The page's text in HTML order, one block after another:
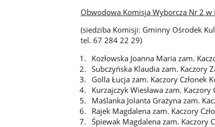
Obwodowa Komisja Wyborcza Nr 2 w
(siedziba Komisji: Gminny Ośrodek
tel. 67 284 22 29)
Kozłowska Joanna Maria zam.
Subczyńska Klaudia zam. Kaczory
Golla Łucja zam. Kaczory Członek
Kurzajczyk Wiesława zam. Kaczory
Maślanka Jolanta Grażyna zam.
Rajek Magdalena zam. Kaczory
Śpiewak Magdalena zam. Kaczory